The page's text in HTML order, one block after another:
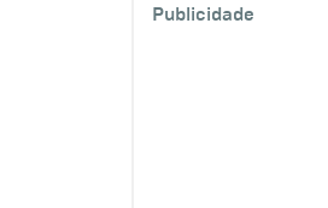
Publicidade